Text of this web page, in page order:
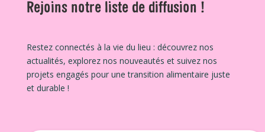
Rejoins notre liste de diffusion !
Restez connectés à la vie du lieu : découvrez nos
actualités, explorez nos nouveautés et suivez nos
projets engagés pour une transition alimentaire juste
et durable !